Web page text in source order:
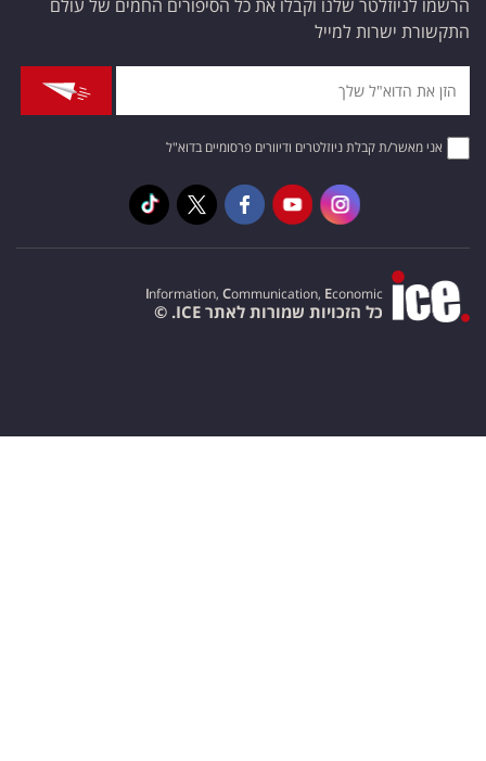
הרשמו לניוזלטר שלנו וקבלו את כל הסיפורים החמים של עולם
התקשורת ישרות למייל
אני מאשר/ת קבלת ניוזלטרים ודיוורים פרסומיים בדוא"ל
Information, Communication, Economic
כל הזכויות שמורות לאתר ICE. ©